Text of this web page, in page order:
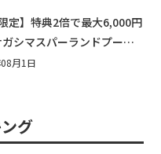
限定】特典2倍で最大6,000円
シマスパーランドプール
パスタ券も当たる☆夏休
月1日
グ